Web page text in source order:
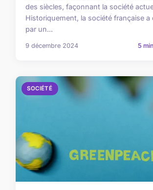
des siècles, façonnant la société
Historiquement, la société française a
par un...
9 décembre 2024 5
SOCIÉTÉ